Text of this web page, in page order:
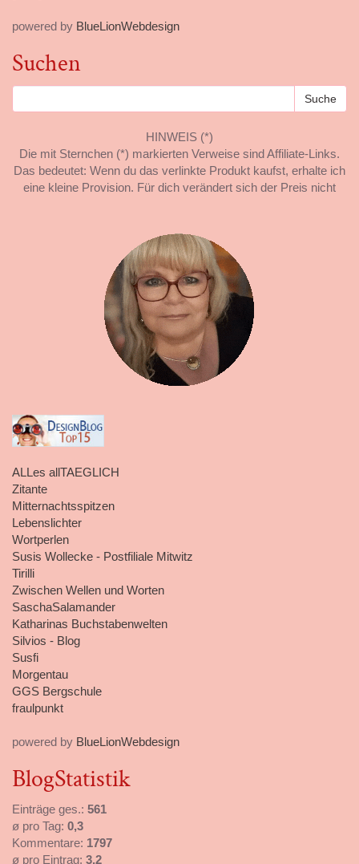
powered by BlueLionWebdesign
Suchen
HINWEIS (*)
Die mit Sternchen (*) markierten Verweise sind Affiliate-Links.
Das bedeutet: Wenn du das verlinkte Produkt kaufst, erhalte ich
eine kleine Provision. Für dich verändert sich der Preis nicht
ALLes allTAEGLICH
Zitante
Mitternachtsspitzen
Lebenslichter
Wortperlen
Susis Wollecke - Postfiliale Mitwitz
Tirilli
Zwischen Wellen und Worten
SaschaSalamander
Katharinas Buchstabenwelten
Silvios - Blog
Susfi
Morgentau
GGS Bergschule
fraulpunkt
powered by BlueLionWebdesign
BlogStatistik
Einträge ges.: 561
ø pro Tag: 0,3
Kommentare: 1797
ø pro Eintrag: 3,2